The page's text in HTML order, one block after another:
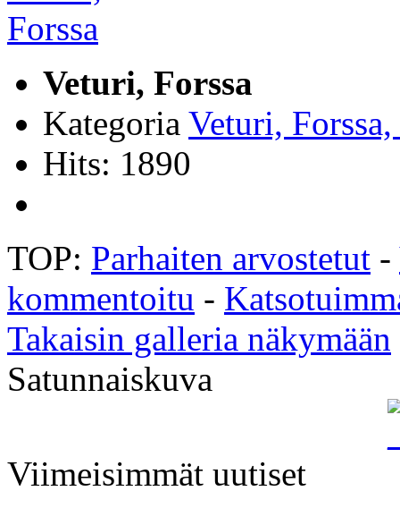
Veturi, Forssa
Kategoria Veturi,
Hits: 1890
TOP: Parhaiten arvostetut -
kommentoitu -
Takaisin galleria näkymään
Satunnaiskuva
Viimeisimmät uutiset